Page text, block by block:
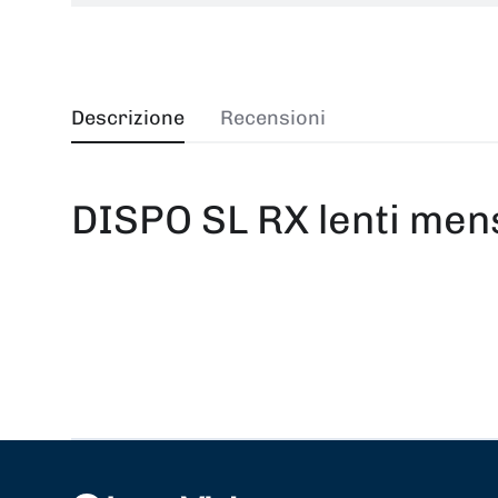
Descrizione
DISPO SL RX lenti
Recensioni